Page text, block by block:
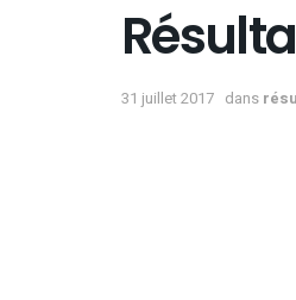
31 juillet 2017 dans